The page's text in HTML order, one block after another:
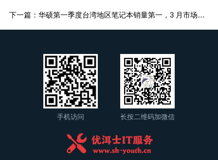
下一篇：华硕第一季度台湾地区笔记本销量第一，3 月市场份额达 44.9%
手机访问 长按二维码加微信